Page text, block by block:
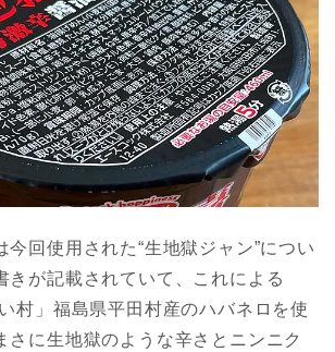
今回使用された“生地獄ジャン”につい
きが記載されていて、これによる
村」福島県平田村産のハバネロを使
さに生地獄のような辛さとニンニク